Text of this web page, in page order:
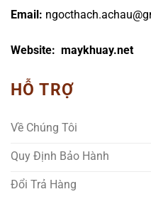
Email:
Website: maykhuay.net
HỖ TRỢ
Về Chúng Tôi
Quy Định Bảo Hành
Đổi Trả Hàng